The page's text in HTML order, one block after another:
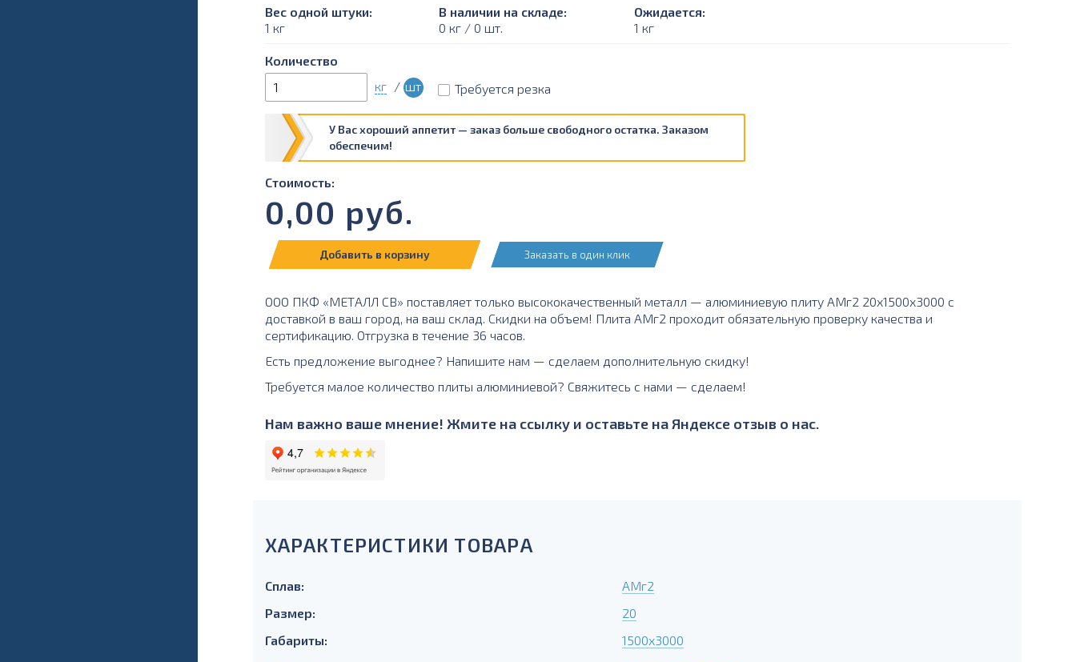
Вес одной штуки:
1 кг
В наличии на складе:
0 кг / 0 шт.
Ожидается:
1 кг
Количество
кг / шт Требуется резка
У Вас хороший аппетит — заказ больше свободного остатка. Заказом
обеспечим!
Стоимость:
0,00 руб.
Добавить в корзину Заказать в один клик
ООО ПКФ «МЕТАЛЛ СВ» поставляет только высококачественный металл — алюминиевую плиту АМг2 20х1500х3000 с
доставкой в ваш город, на ваш склад. Скидки на объем! Плита АМг2 проходит обязательную проверку качества и
сертификацию. Отгрузка в течение 36 часов.
Есть предложение выгоднее? Напишите нам — сделаем дополнительную скидку!
Требуется малое количество плиты алюминиевой? Свяжитесь с нами — сделаем!
Нам важно ваше мнение! Жмите на ссылку и оставьте на Яндексе отзыв о нас.
ХАРАКТЕРИСТИКИ ТОВАРА
Сплав:
АМг2
Размер:
20
Габариты:
1500х3000